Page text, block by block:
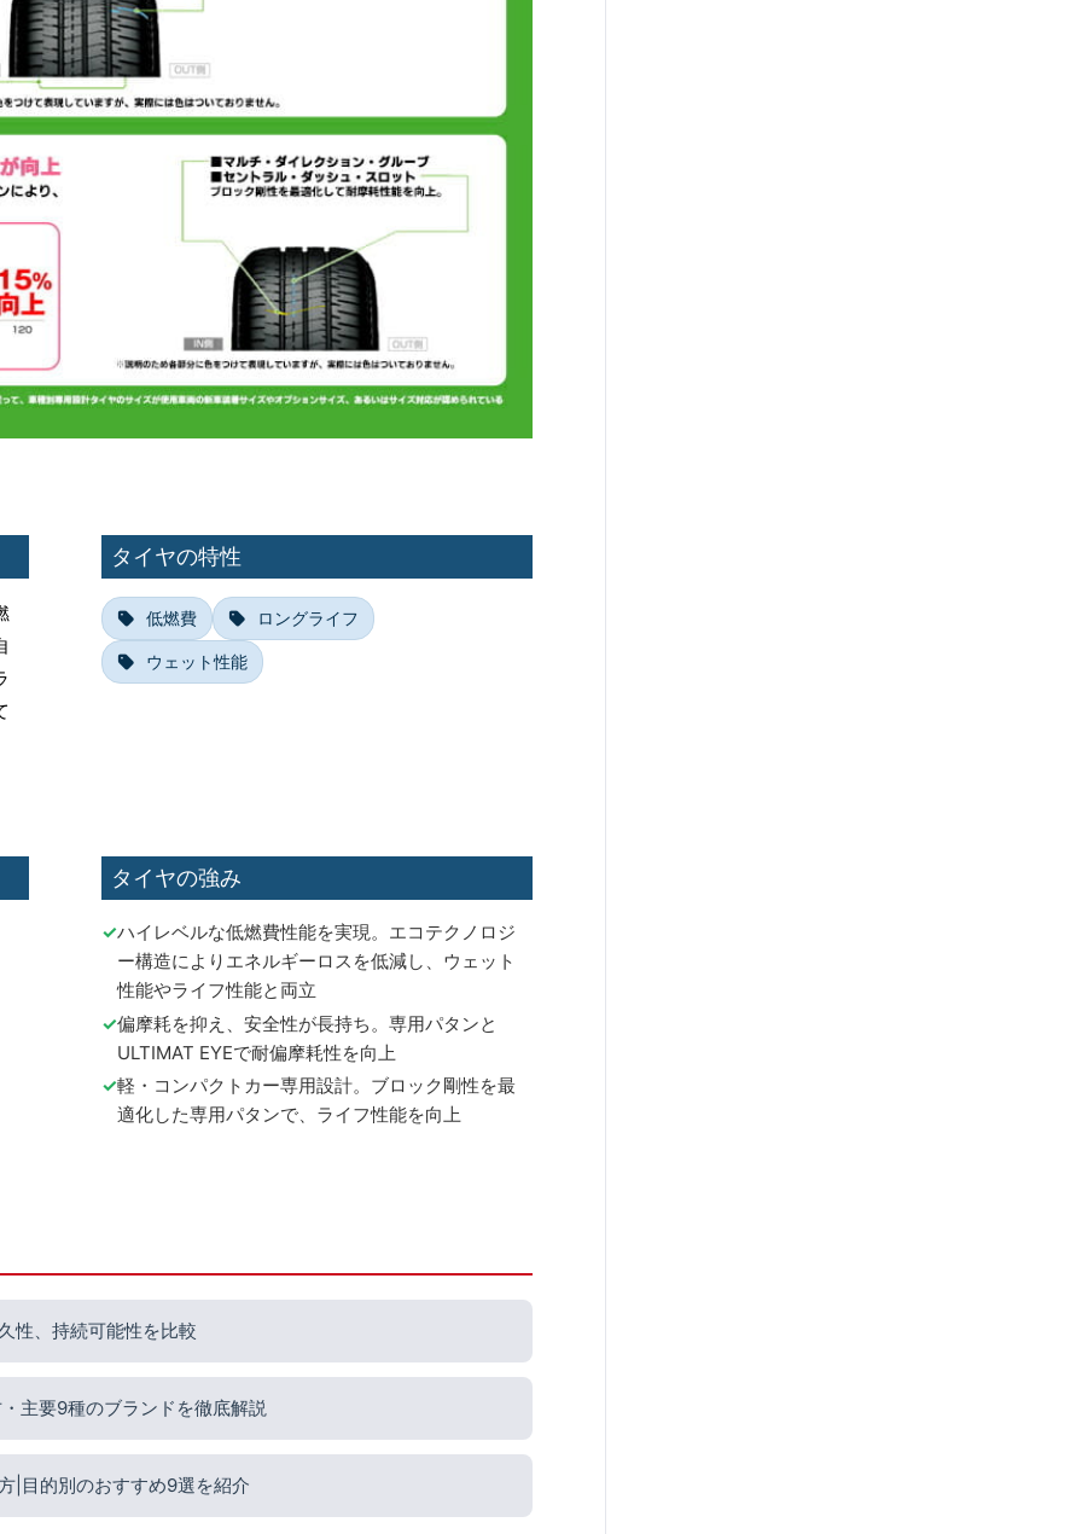
タイヤの特性
低燃費 ロングライフ
ウェット性能
タイヤの強み
ハイレベルな低燃費性能を実現。エコテクノロジ
ー構造によりエネルギーロスを低減し、ウェット
性能やライフ性能と両立
偏摩耗を抑え、安全性が長持ち。専用パタンと
ULTIMAT EYEで耐偏摩耗性を向上
軽・コンパクトカー専用設計。ブロック剛性を最
適化した専用パタンで、ライフ性能を向上
性、持続可能性を比較
主要9種のブランドを徹底解説
|目的別のおすすめ9選を紹介